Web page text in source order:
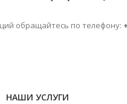
обращайтесь по телефону:
НАШИ УСЛУГИ